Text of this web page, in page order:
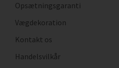
Opsætningsgaranti
Vægdekoration
Kontakt os
Handelsvilkår